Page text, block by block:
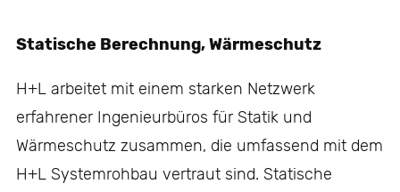
Statische Berechnung, Wärmeschutz
H+L arbeitet mit einem starken Netzwerk
erfahrener Ingenieurbüros für Statik und
Wärmeschutz zusammen, die umfassend mit dem
H+L Systemrohbau vertraut sind. Statische